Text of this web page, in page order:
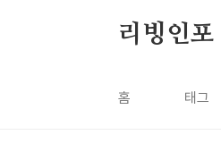
리빙인포
홈 태그